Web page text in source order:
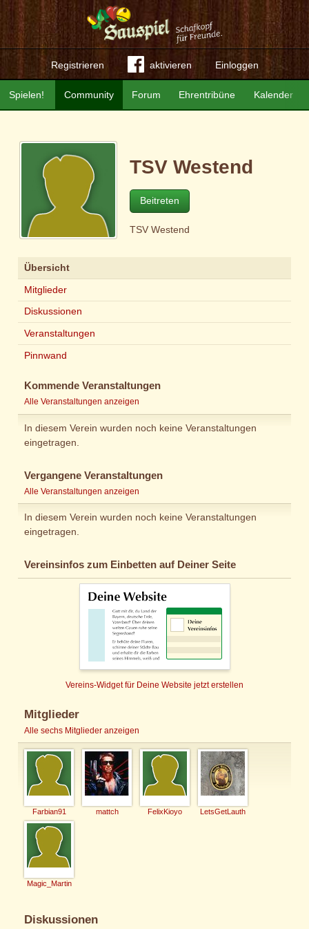
Registrieren aktivieren Einloggen
Community Forum Ehrentribüne Kalender
Spielen!
TSV Westend
Beitreten
TSV Westend
Übersicht
Mitglieder
Diskussionen
Veranstaltungen
Pinnwand
Kommende Veranstaltungen
Alle Veranstaltungen anzeigen
In diesem Verein wurden noch keine Veranstaltungen
eingetragen.
Vergangene Veranstaltungen
Alle Veranstaltungen anzeigen
In diesem Verein wurden noch keine Veranstaltungen
eingetragen.
Vereinsinfos zum Einbetten auf Deiner Seite
Vereins-Widget für Deine Website jetzt erstellen
Mitglieder
Alle sechs Mitglieder anzeigen
Farbian91 mattch FelixKioyo LetsGetLauth
Magic_Martin
Diskussionen